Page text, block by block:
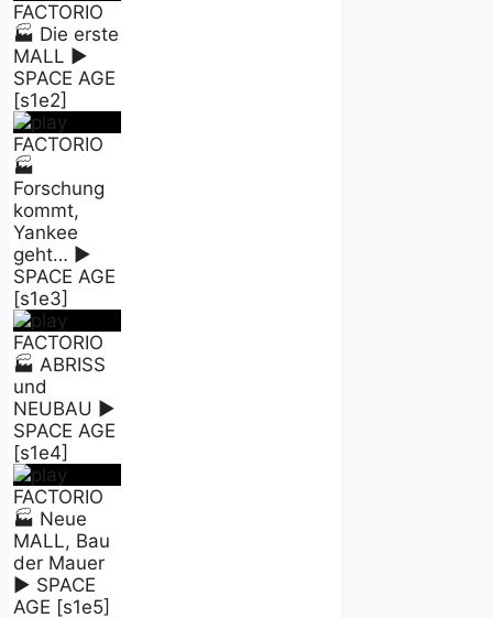
FACTORIO
🏭 Die erste
MALL ►
SPACE AGE
[s1e2]
FACTORIO
🏭
Forschung
kommt,
Yankee
geht… ►
SPACE AGE
[s1e3]
FACTORIO
🏭 ABRISS
und
NEUBAU ►
SPACE AGE
[s1e4]
FACTORIO
🏭 Neue
MALL, Bau
der Mauer
► SPACE
AGE [s1e5]